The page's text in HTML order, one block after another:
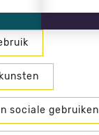
sociale gebruiken